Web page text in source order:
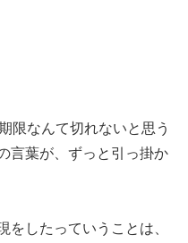
限なんて切れないと思う
言葉が、ずっと引っ掛か
したっていうことは、